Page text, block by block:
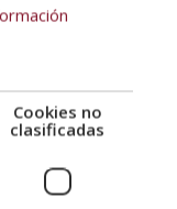
Cookies no
clasificadas